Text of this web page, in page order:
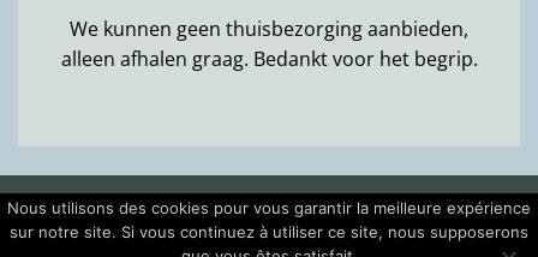
We kunnen geen thuisbezorging aanbieden,
alleen afhalen graag. Bedankt voor het begrip.
Cash
On
Credit
Card
Visa MasterCardBancontact
Nous utilisons des cookies pour vous garantir la meilleure expérience
sur notre site. Si vous continuez à utiliser ce site, nous supposerons